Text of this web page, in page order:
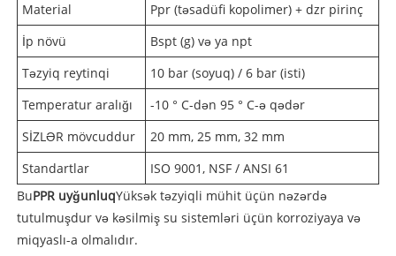
Material
Ppr (təsadüfi kopolimer) + dzr pirinç
İp növü
Bspt (g) və ya npt
Təzyiq reytinqi
10 bar (soyuq) / 6 bar (isti)
Temperatur aralığı
-10 ° C-dən 95 ° C-ə qədər
SİZLƏR mövcuddur
20 mm, 25 mm, 32 mm
Standartlar
ISO 9001, NSF / ANSI 61
BuPPR uyğunluqYüksək təzyiqli mühit üçün nəzərdə
tutulmuşdur və kəsilmiş su sistemləri üçün korroziyaya və
miqyaslı-a olmalıdır.